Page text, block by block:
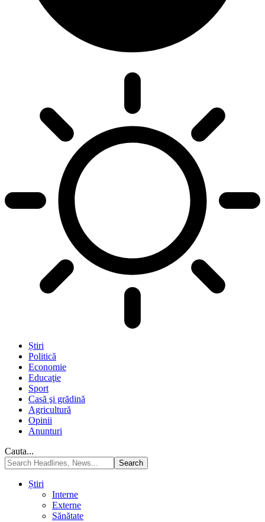
Știri
Politică
Economie
Educaţie
Sport
Casă şi grădină
Agricultură
Opinii
Anunturi
Cauta...
Știri
Interne
Externe
Sănătate